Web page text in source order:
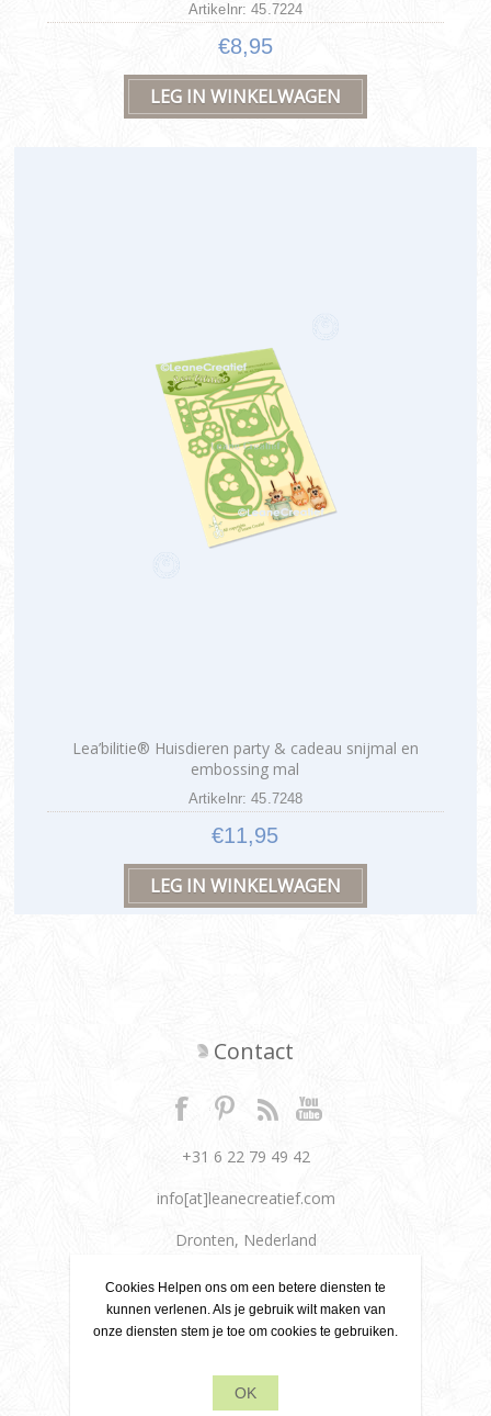
Artikelnr: 45.7224
€8,95
Lea’bilitie® Huisdieren party & cadeau snijmal en
embossing mal
Artikelnr: 45.7248
€11,95
Contact
+31 6 22 79 49 42
info[at]leanecreatief.com
Dronten, Nederland
Leane Creatief
Privacy beleid
Over ons
Cookies Helpen ons om een betere diensten te
kunnen verlenen. Als je gebruik wilt maken van
onze diensten stem je toe om cookies te gebruiken.
OK